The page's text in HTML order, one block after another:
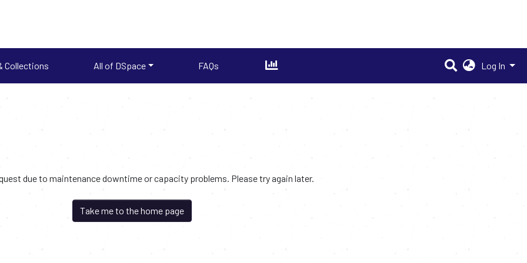
Collections All of DSpace FAQs Log In
due to maintenance downtime or capacity problems. Please try again later.
Take me to the home page